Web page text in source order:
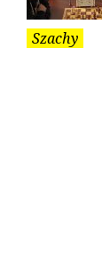
Szachy